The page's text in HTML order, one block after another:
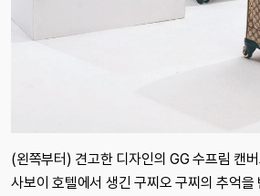
(왼쪽부터) 견고한 디자인의 GG 수프림 캔
사보이 호텔에서 생긴 구찌오 구찌의 추억을